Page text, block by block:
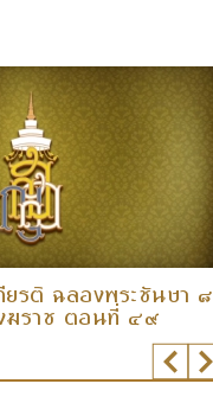
ยรติ ฉลองพระชันษา ๘
ฆราช ตอนที่ ๔๙